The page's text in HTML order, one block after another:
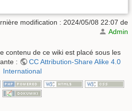
modification : 2024/05/08 22:07 de
Admin
contenu de ce wiki est placé sous les
:
CC Attribution-Share Alike 4.0
International